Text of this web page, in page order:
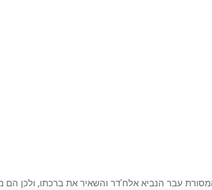
עבר הנביא אלח'דר והשאיר את ברכתו, ולכן